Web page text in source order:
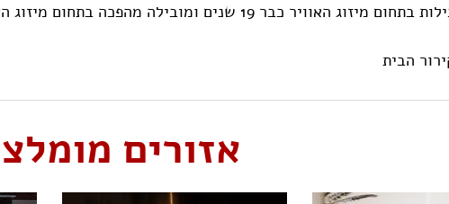
מציגה התמחות ומובילות בתחום מיזוג האוויר כבר
הבית
אזורים